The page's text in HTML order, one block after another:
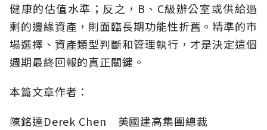
健康的估值水準；反之，B、C級辦公室或供給過
剩的邊緣資產，則面臨長期功能性折舊。精準的市
場選擇、資產類型判斷和管理執行，才是決定這個
週期最終回報的真正關鍵。
本篇文章作者：
陳銘達Derek Chen 美國建高集團總裁